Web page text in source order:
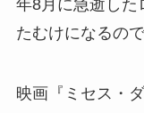
年8月に急逝した
たむけになるの
映画『ミセス・ダ